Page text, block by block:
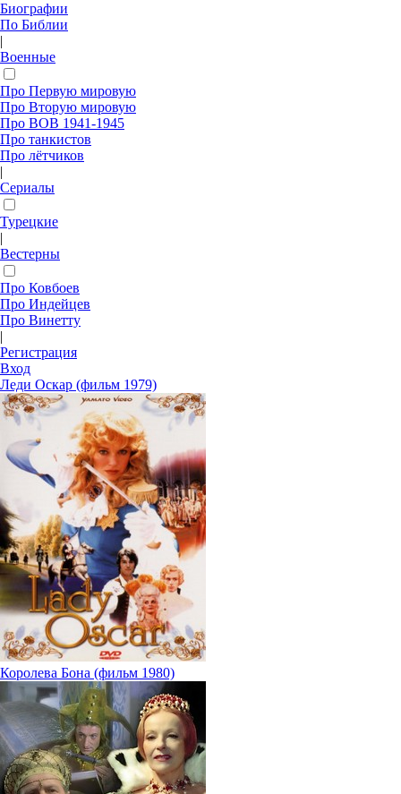
Биографии
По Библии
|
Военные
Про Первую мировую
Про Вторую мировую
Про ВОВ 1941-1945
Про танкистов
Про лётчиков
|
Сериалы
Турецкие
|
Вестерны
Про Ковбоев
Про Индейцев
Про Винетту
|
Регистрация
Вход
Леди Оскар (фильм 1979)
Королева Бона (фильм 1980)